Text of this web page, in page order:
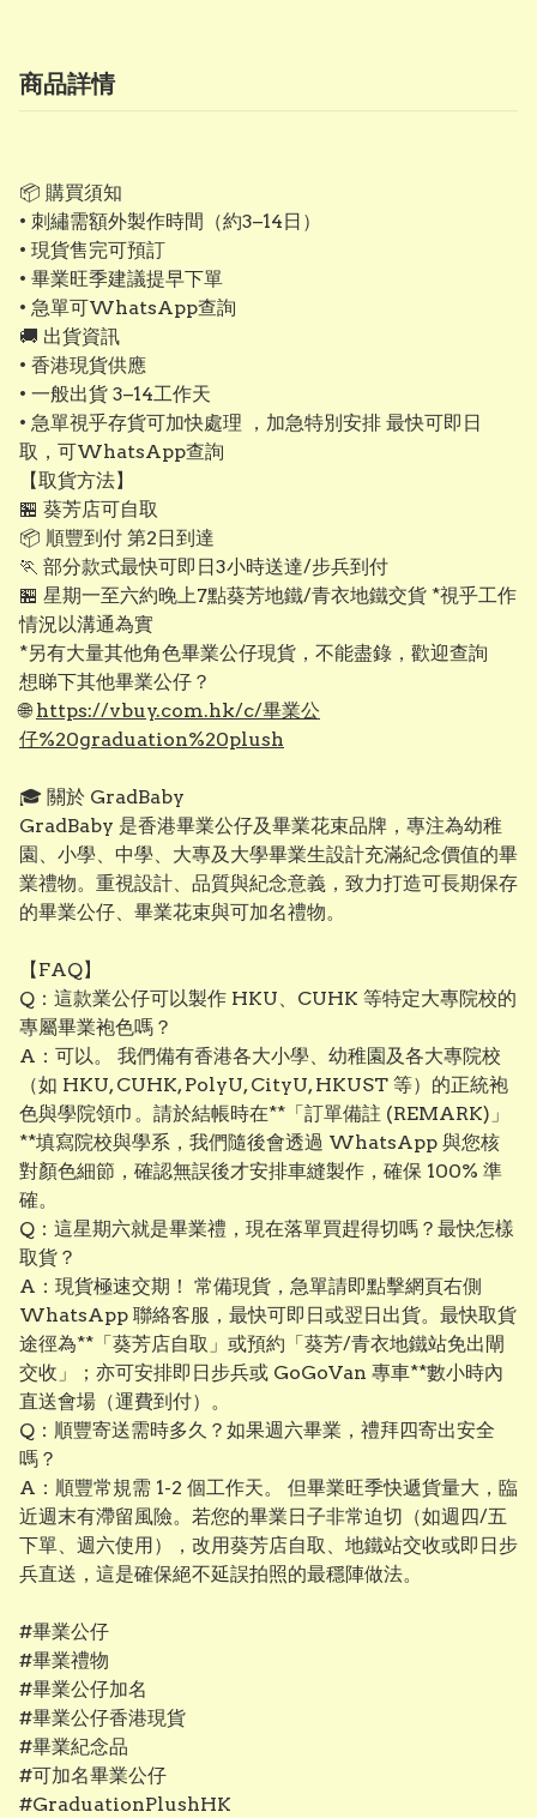
商品詳情
📦 購買須知
• 刺繡需額外製作時間（約3–14日）
• 現貨售完可預訂
• 畢業旺季建議提早下單
• 急單可WhatsApp查詢
🚚 出貨資訊
• 香港現貨供應
• 一般出貨 3–14工作天
• 急單視乎存貨可加快處理 ，加急特別安排 最快可即日
取，可WhatsApp查詢
【取貨方法】
🏪 葵芳店可自取
📦 順豐到付 第2日到達
🏃 部分款式最快可即日3小時送達/步兵到付
🏪 星期一至六約晚上7點葵芳地鐵/青衣地鐵交貨 *視乎工作
情況以溝通為實
*另有大量其他角色畢業公仔現貨，不能盡錄，歡迎查詢
想睇下其他畢業公仔？
🌐 https://vbuy.com.hk/c/畢業公
仔%20graduation%20plush
🎓 關於 GradBaby
GradBaby 是香港畢業公仔及畢業花束品牌，專注為幼稚
園、小學、中學、大專及大學畢業生設計充滿紀念價值的畢
業禮物。重視設計、品質與紀念意義，致力打造可長期保存
的畢業公仔、畢業花束與可加名禮物。
【FAQ】
Q：這款業公仔可以製作 HKU、CUHK 等特定大專院校的
專屬畢業袍色嗎？
A：可以。 我們備有香港各大小學、幼稚園及各大專院校
（如 HKU, CUHK, PolyU, CityU, HKUST 等）的正統袍
色與學院領巾。請於結帳時在**「訂單備註 (REMARK)」
**填寫院校與學系，我們隨後會透過 WhatsApp 與您核
對顏色細節，確認無誤後才安排車縫製作，確保 100% 準
確。
​Q：這星期六就是畢業禮，現在落單買趕得切嗎？最快怎樣
取貨？
A：現貨極速交期！ 常備現貨，急單請即點擊網頁右側
WhatsApp 聯絡客服，最快可即日或翌日出貨。最快取貨
途徑為**「葵芳店自取」或預約「葵芳/青衣地鐵站免出閘
交收」；亦可安排即日步兵或 GoGoVan 專車**數小時內
直送會場（運費到付）。
​Q：順豐寄送需時多久？如果週六畢業，禮拜四寄出安全
嗎？
A：順豐常規需 1-2 個工作天。 但畢業旺季快遞貨量大，臨
近週末有滯留風險。若您的畢業日子非常迫切（如週四/五
下單、週六使用），改用葵芳店自取、地鐵站交收或即日步
兵直送，這是確保絕不延誤拍照的最穩陣做法。
#畢業公仔
#畢業禮物
#畢業公仔加名
#畢業公仔香港現貨
#畢業紀念品
#可加名畢業公仔
#GraduationPlushHK